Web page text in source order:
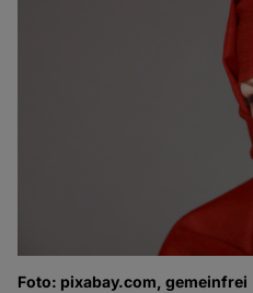
Foto: pixabay.com, gemeinfrei